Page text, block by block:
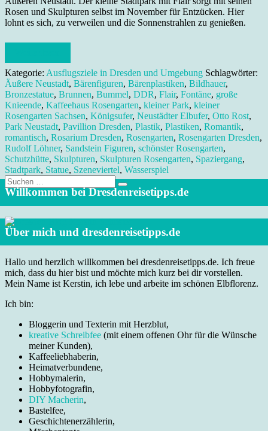
Rosen und Skulpturen selbst im November für Entzücken. Hier
lohnt es sich, zu verweilen und die Sonnenstrahlen zu genießen.
Kategorie: Ausflugsziele in Dresden und Umgebung Schlagwörter:
Äußere Neustadt, Bärenfiguren, Bärenplastiken, Bildhauer,
Bronzestatue, Brunnen, Bummel, DDR, Flair, Fontäne, große
Knieende, Kaffeehaus Rosengarten, kleiner Park, kleiner
Rosengarten Sachsen, Königsufer, Neustädter Elbufer, Otto Rost,
Park Neustadt, Pavillion Dresden, Plastik, Plastiken, Romantik,
romantisch, Rosarium Dresden, Rosengarten, Rosengarten Dresden,
Rudolf Löhner, Sandstein Figuren, schönster Rosengarten,
Schutzhütte, Skulpturen, Skulpturen Rosengarten, Spaziergang,
Stadtpark, Statue, Szeneviertel, Wasserspiel
Suche
nach:
Willkommen bei Dresdenreisetipps.de
Über mich und dresdenreisetipps.de
Hallo und herzlich willkommen bei dresdenreisetipps.de. Ich freue
mich, dass du hier bist und möchte mich kurz bei dir vorstellen.
Mein Name ist Kerstin, ich lebe und arbeite im schönen Elbflorenz.
Ich bin:
Bloggerin und Texterin mit Herzblut,
kreative Schreibfee (mit einem offenen Ohr für die Wünsche
meiner Kunden),
Kaffeeliebhaberin,
Heimatverbundene,
Hobbymalerin,
Hobbyfotografin,
DIY Macherin,
Bastelfee,
Geschichtenerzählerin,